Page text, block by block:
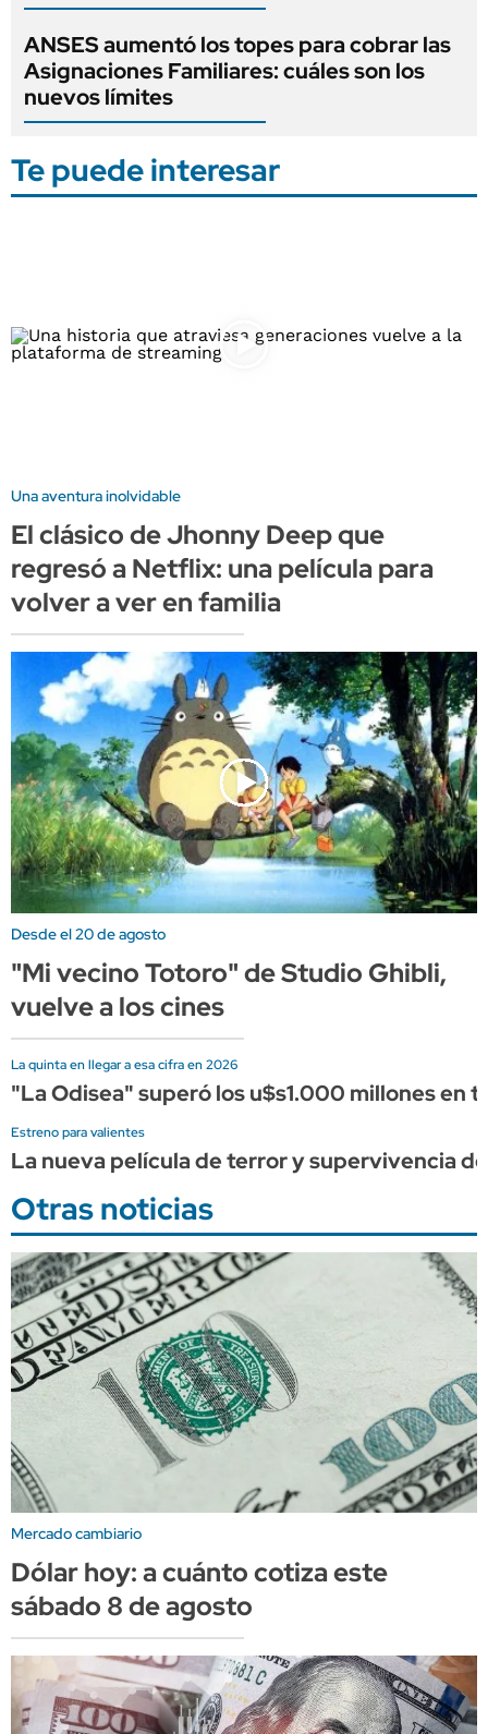
ANSES aumentó los topes para cobrar las
Asignaciones Familiares: cuáles son los
nuevos límites
Te puede interesar
Una aventura inolvidable
El clásico de Jhonny Deep que
regresó a Netflix: una película para
volver a ver en familia
Desde el 20 de agosto
"Mi vecino Totoro" de Studio Ghibli,
vuelve a los cines
La quinta en llegar a esa cifra en 2026
"La Odisea" superó los u$s1.000 millones en
Estreno para valientes
La nueva película de terror y supervivencia
Otras noticias
Mercado cambiario
Dólar hoy: a cuánto cotiza este
sábado 8 de agosto